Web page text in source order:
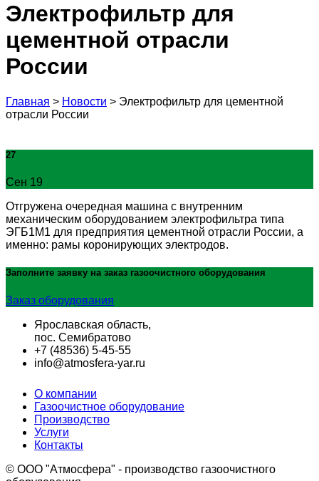
Электрофильтр для
цементной отрасли
России
Главная > Новости > Электрофильтр для цементной
отрасли России
27
Сен 19
Отгружена очередная машина с внутренним
механическим оборудованием электрофильтра типа
ЭГБ1М1 для предприятия цементной отрасли России, а
именно: рамы коронирующих электродов.
Заполните заявку на заказ газоочистного оборудования
Заказ оборудования
Ярославская область,
пос. Семибратово
+7 (48536) 5-45-55
info@atmosfera-yar.ru
О компании
Газоочистное оборудование
Производство
Услуги
Контакты
© OOO "Атмосфера" - производство газоочистного